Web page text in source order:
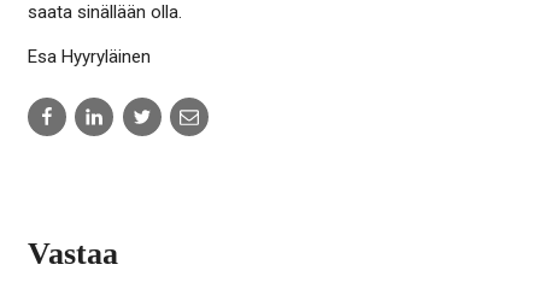
saata sinällään olla.
Esa Hyyryläinen
Share
to:
Share
to:
Share
to:
Share
to:
Vastaa